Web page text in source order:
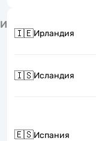
И
🇮🇪Ирландия
🇮🇸Исландия
🇪🇸Испания